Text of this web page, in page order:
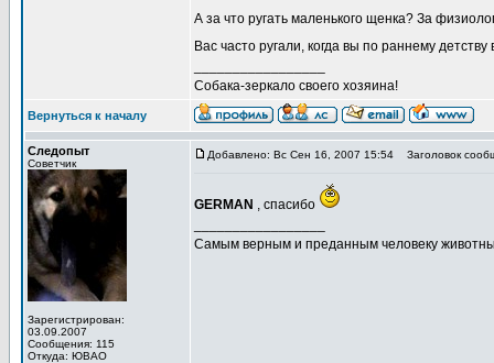
А за что ругать маленького щенка? За
Вас часто ругали, когда вы по раннему
Собака-зеркало своего хозяина!
Вернуться к началу
Следопыт
Советчик
Зарегистрирован:
03.09.2007
Сообщения: 115
Откуда: ЮВАО
Добавлено: Вс Сен 16, 2007 15:54 Заголовок
GERMAN , спасибо
Самым верным и преданным человеку